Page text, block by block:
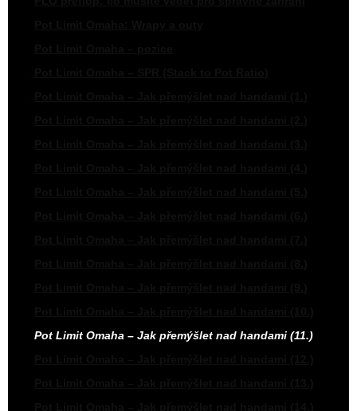
Pot Limit Omaha – Jak přemýšlet nad handami (11.)